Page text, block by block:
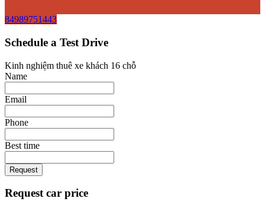
84989751443
Schedule a Test Drive
Kinh nghiệm thuê xe khách 16 chỗ
Name
Email
Phone
Best time
Request
Request car price